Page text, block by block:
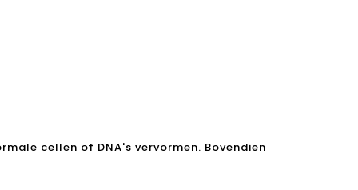
cellen of DNA's vervormen. Bovendien